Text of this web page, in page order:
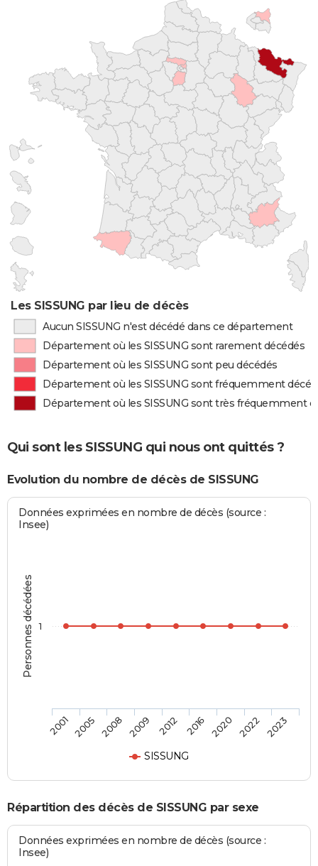
Les SISSUNG par lieu de décès
Aucun SISSUNG n'est décédé dans ce département
Département où les SISSUNG sont rarement décédés
Département où les SISSUNG sont peu décédés
Département où les SISSUNG sont fréquemment
Département où les SISSUNG sont très fréquemment
Qui sont les SISSUNG qui nous ont quittés ?
Evolution du nombre de décès de SISSUNG
Personnes décédées
Données exprimées en nombre de décès (source :
Insee)
SISSUNG
2001 2005 2008 2009 2012 2016 2020 2022 2023
1
Répartition des décès de SISSUNG par sexe
Données exprimées en nombre de décès (source :
Insee)